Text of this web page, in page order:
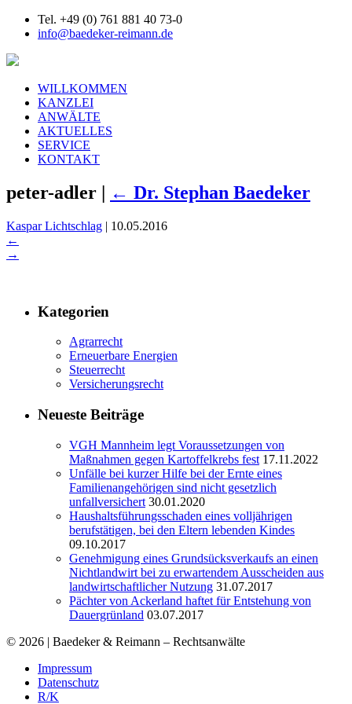
Tel. +49 (0) 761 881 40 73-0
info@baedeker-reimann.de
WILLKOMMEN
KANZLEI
ANWÄLTE
AKTUELLES
SERVICE
KONTAKT
peter-adler | ← Dr. Stephan Baedeker
Kaspar Lichtschlag | 10.05.2016
←
→
Kategorien
Agrarrecht
Erneuerbare Energien
Steuerrecht
Versicherungsrecht
Neueste Beiträge
VGH Mannheim legt Voraussetzungen von
Maßnahmen gegen Kartoffelkrebs fest 17.11.2022
Unfälle bei kurzer Hilfe bei der Ernte eines
Familienangehörigen sind nicht gesetzlich
unfallversichert 30.01.2020
Haushaltsführungsschaden eines volljährigen
berufstätigen, bei den Eltern lebenden Kindes
09.10.2017
Genehmigung eines Grundsücksverkaufs an einen
Nichtlandwirt bei zu erwartendem Ausscheiden aus
landwirtschaftlicher Nutzung 31.07.2017
Pächter von Ackerland haftet für Entstehung von
Dauergrünland 03.07.2017
© 2026 | Baedeker & Reimann – Rechtsanwälte
Impressum
Datenschutz
R/K